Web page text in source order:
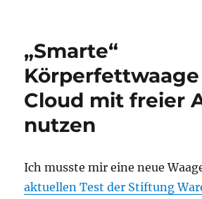
„Smarte“
Cloud mit freier
nutzen
Ich musste mir eine neue
aktuellen Test der Stiftung